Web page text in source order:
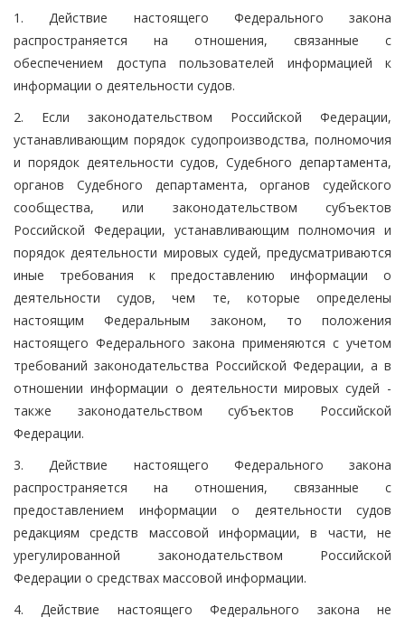
1. Действие настоящего Федерального закона
распространяется на отношения, связанные с
обеспечением доступа пользователей информацией к
информации о деятельности судов.
2. Если законодательством Российской Федерации,
устанавливающим порядок судопроизводства, полномочия
и порядок деятельности судов, Судебного департамента,
органов Судебного департамента, органов судейского
сообщества, или законодательством субъектов
Российской Федерации, устанавливающим полномочия и
порядок деятельности мировых судей, предусматриваются
иные требования к предоставлению информации о
деятельности судов, чем те, которые определены
настоящим Федеральным законом, то положения
настоящего Федерального закона применяются с учетом
требований законодательства Российской Федерации, а в
отношении информации о деятельности мировых судей -
также законодательством субъектов Российской
Федерации.
3. Действие настоящего Федерального закона
распространяется на отношения, связанные с
предоставлением информации о деятельности судов
редакциям средств массовой информации, в части, не
урегулированной законодательством Российской
Федерации о средствах массовой информации.
4. Действие настоящего Федерального закона не